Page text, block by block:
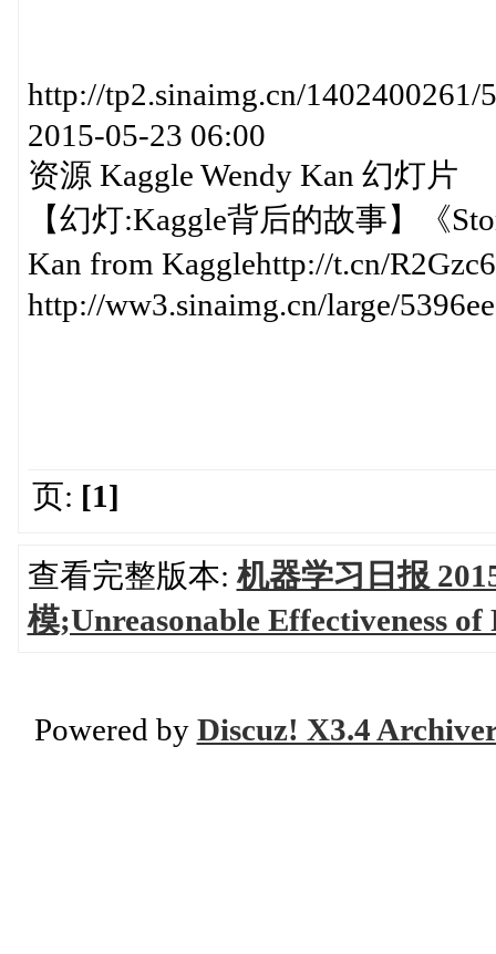
http://tp2.sinaimg.cn/
2015-05-23 06:00
资源 Kaggle Wendy Kan 幻灯片
【幻灯:Kaggle背后的故事】《
Kan from Kagglehttp://t.cn/
http://ww3.sinaimg.cn/large/
页: [1]
查看完整版本: 机器学习日报
模;Unreasonable Effectiveness
Powered by Discuz! X3.4